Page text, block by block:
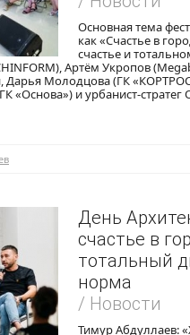
Основная тема
как «Счастье в
счастье и
Артём Укропов
Дарья Молодцова (ГК
«Основа») и урбанист-стратег
День
счастье в
тотальный
норма
/ Новости
Тимур Абдуллаев: